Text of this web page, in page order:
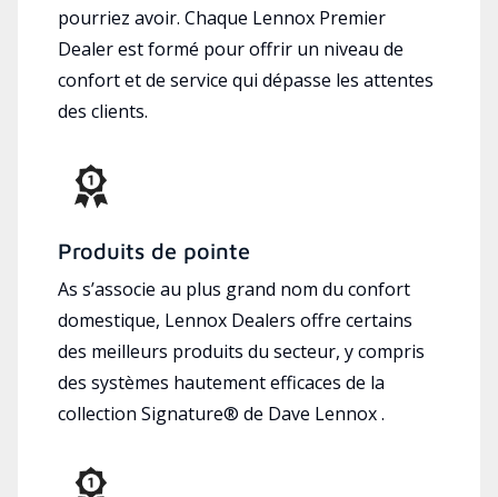
pourriez avoir. Chaque Lennox Premier
Dealer est formé pour offrir un niveau de
confort et de service qui dépasse les attentes
des clients.
Produits de pointe
As s’associe au plus grand nom du confort
domestique, Lennox Dealers offre certains
des meilleurs produits du secteur, y compris
des systèmes hautement efficaces de la
collection Signature® de Dave Lennox .